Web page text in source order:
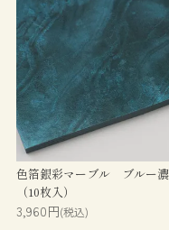
色箔銀彩マーブル ブルー
（10枚入）
3,960円(税込)